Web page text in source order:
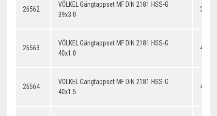
26562
VÖLKEL Gängtappset MF DIN 2181 HSS-G
39x3.0
26563
VÖLKEL Gängtappset MF DIN 2181 HSS-G
40x1.0
26564
VÖLKEL Gängtappset MF DIN 2181 HSS-G
40x1.5